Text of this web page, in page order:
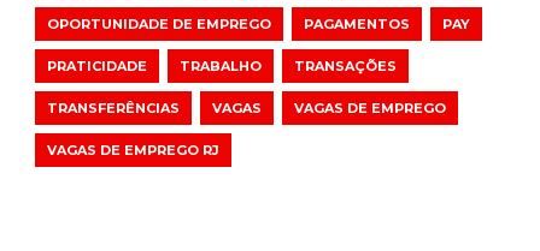
OPORTUNIDADE DE EMPREGO PAGAMENTOS PAY
PRATICIDADE TRABALHO TRANSAÇÕES
TRANSFERÊNCIAS VAGAS VAGAS DE EMPREGO
VAGAS DE EMPREGO RJ